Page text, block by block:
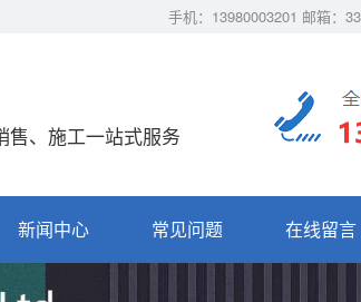
手机：13980003201 邮箱：
售、施工一站式服务
新闻中心 常见问题 在线留言